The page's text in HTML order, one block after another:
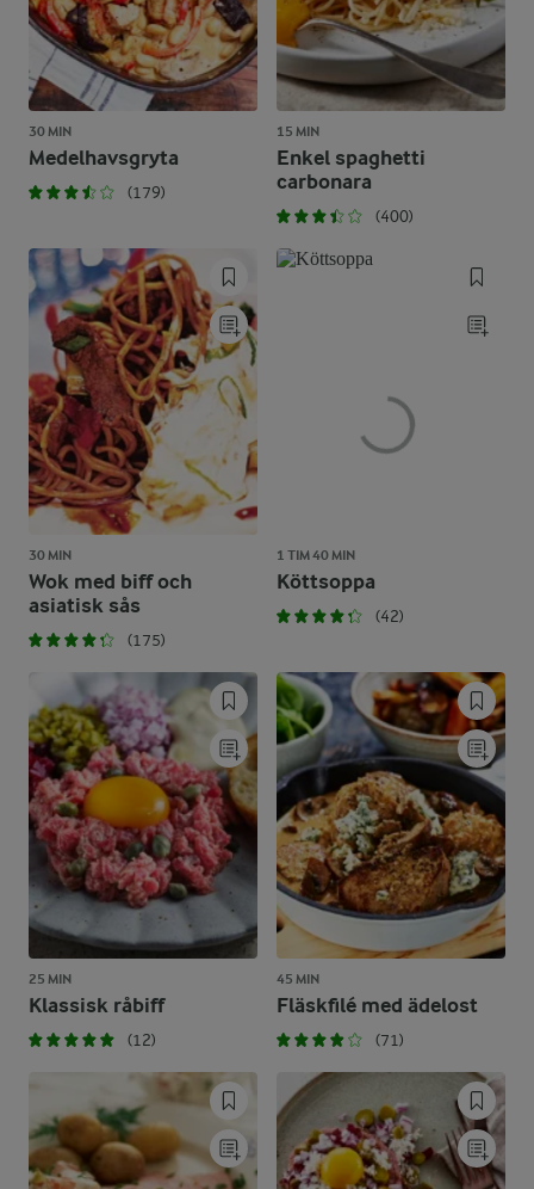
30 MIN
Medelhavsgryta
(179)
15 MIN
Enkel spaghetti
carbonara
(400)
30 MIN
Wok med biff och
asiatisk sås
(175)
1 TIM 40 MIN
Köttsoppa
(42)
25 MIN
Klassisk råbiff
(12)
45 MIN
Fläskfilé med ädelost
(71)